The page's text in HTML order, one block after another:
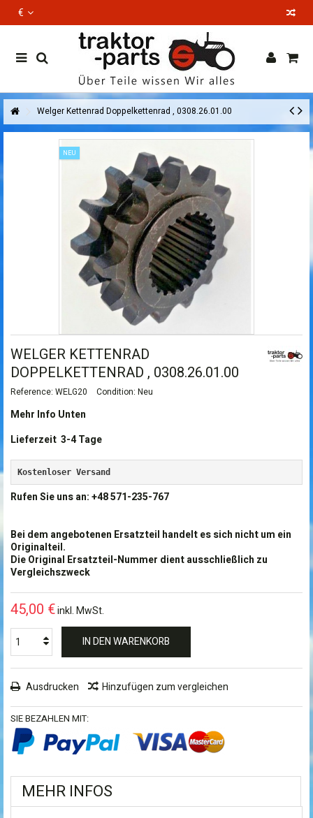
€
Welger Kettenrad Doppelkettenrad , 0308.26.01.00
NEU
WELGER KETTENRAD
DOPPELKETTENRAD , 0308.26.01.00
Reference: WELG20 Condition: Neu
Mehr Info Unten
Lieferzeit 3-4 Tage
Kostenloser Versand
Rufen Sie uns an: +48 571-235-767
Bei dem angebotenen Ersatzteil handelt es sich nicht um ein
Originalteil.
Die Original Ersatzteil-Nummer dient ausschließlich zu
Vergleichszweck
45,00 €inkl. MwSt.
IN DEN WARENKORB
Ausdrucken Hinzufügen zum vergleichen
SIE BEZAHLEN MIT:
MEHR INFOS